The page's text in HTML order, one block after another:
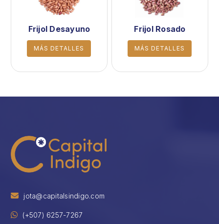
Frijol Desayuno
MÁS DETALLES
Frijol Rosado
MÁS DETALLES
jota@capitalsindigo.com
(+507) 6257-7267